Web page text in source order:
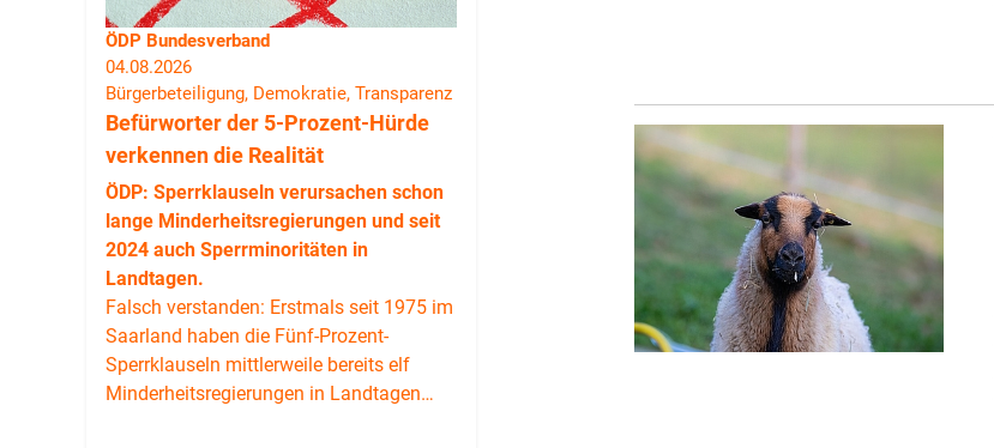
ÖDP Bundesverband
04.08.2026
Bürgerbeteiligung, Demokratie, Transparenz
Befürworter der 5-Prozent-Hürde
verkennen die Realität
ÖDP: Sperrklauseln verursachen schon
lange Minderheitsregierungen und seit
2024 auch Sperrminoritäten in
Landtagen.
Falsch verstanden: Erstmals seit 1975 im
Saarland haben die Fünf-Prozent-
Sperrklauseln mittlerweile bereits elf
Minderheitsregierungen in Landtagen…